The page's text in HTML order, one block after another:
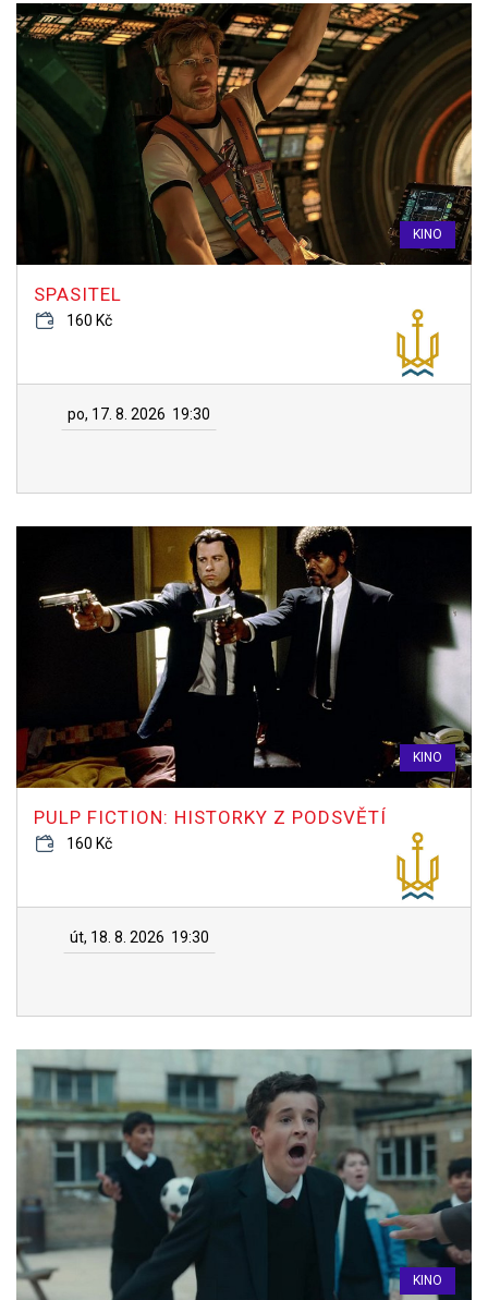
KINO
SPASITEL
160 Kč
po, 17. 8. 2026 19:30
KINO
PULP FICTION: HISTORKY Z PODSVĚTÍ
160 Kč
út, 18. 8. 2026 19:30
KINO